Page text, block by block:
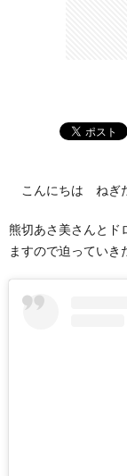
こんにちは ねぎ
熊切あさ美さんとド
ますので迫っていき